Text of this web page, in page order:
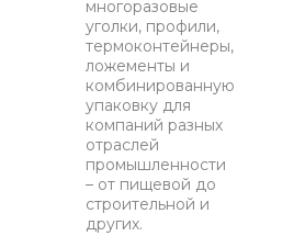
многоразовые
уголки, профили,
термоконтейнеры,
ложементы и
комбинированную
упаковку для
компаний разных
отраслей
промышленности
– от пищевой до
строительной и
других.